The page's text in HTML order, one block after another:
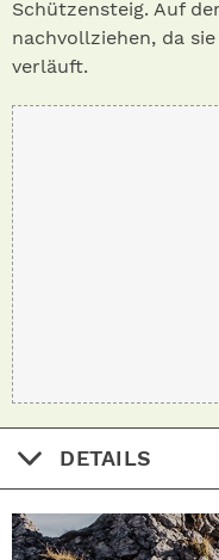
Schützensteig. Auf
nachvollziehen, da
verläuft.
DETAILS